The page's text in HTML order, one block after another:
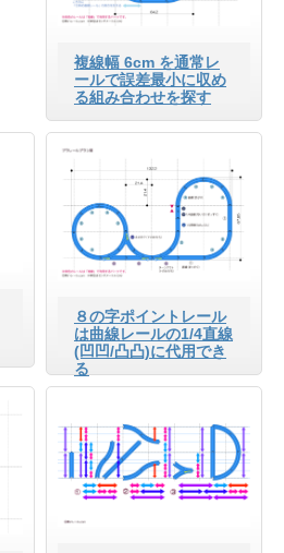
複線幅 6cm を通常レ
ールで誤差最小に収め
る組み合わせを探す
８の字ポイントレール
は曲線レールの1/4直線
(凹凹/凸凸)に代用でき
る